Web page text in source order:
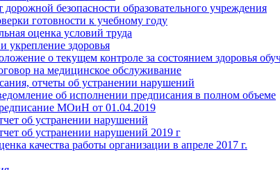
дорожной безопасности образовательного учреждения
готовности к учебному году
оценка условий труда
укрепление здоровья
о текущем контроле за состоянием здоровья
на медицинское обслуживание
отчеты об устранении нарушений
об исполнении предписания в полном объеме
МОиН от 01.04.2019
об устранении нарушений
об устранении нарушений 2019 г
качества работы организации в апреле 2017 г.